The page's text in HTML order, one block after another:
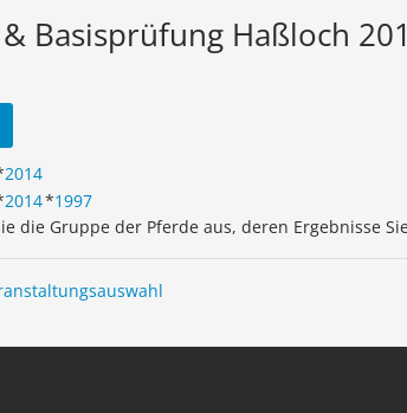
Basisprüfung Haßloch
2014
2014*1997
die Gruppe der Pferde aus, deren Ergebnisse